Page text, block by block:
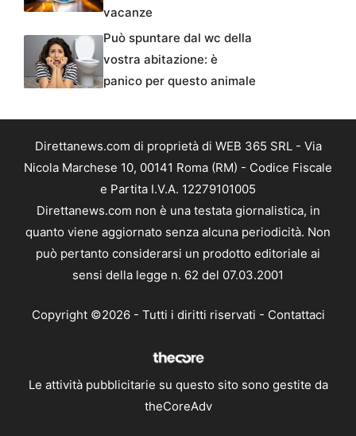
vacanze
Può spuntare dal wc della
vostra abitazione: è
panico per questo animale
Direttanews.com di proprietà di WEB 365 SRL - Via
Nicola Marchese 10, 00141 Roma (RM) - Codice Fiscale
e Partita I.V.A. 12279101005
Direttanews.com non è una testata giornalistica, in
quanto viene aggiornato senza alcuna periodicità. Non
può pertanto considerarsi un prodotto editoriale ai
sensi della legge n. 62 del 07.03.2001
Copyright ©2026 - Tutti i diritti riservati - Contattaci
Le attività pubblicitarie su questo sito sono gestite da
theCoreAdv